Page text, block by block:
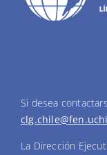
Si desea
La Dirección